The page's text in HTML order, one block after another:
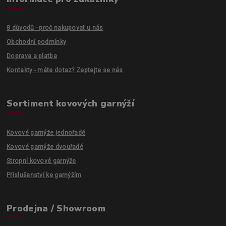
8 důvodů - proč nakupovat u nás
Obchodní podmínky
Doprava a platba
Kontakty - máte dotaz? Zeptejte se nás
Sortiment kovových garnýží
Kovové garnýže jednořadé
Kovové garnýže dvouřadé
Stropní kovové garnýže
Příslušenství ke garnýžím
Prodejna / Showroom